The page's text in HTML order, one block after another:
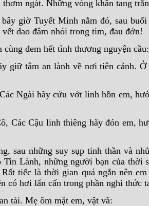
ngát. Những vòng khăn tang
giờ Tuyết Minh nằm đó, sau
dao đâm nhói trong tim, đau đớn!
đem hết tình thương nguyện cầu:
giữ tâm an lành về nơi tiên cảnh.
Ngài hãy cứu vớt linh hồn em,
Các Cậu linh thiêng hãy đón em,
sau những suy sụp tinh thần và
Tin Lành, những người bạn của
tiếc là thời gian quá ngắn nên
có hơi lấn cấn trong phần nghi thức
tài. Mẹ ôm mặt em, vật vã: